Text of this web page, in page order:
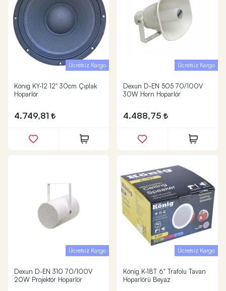
Ücretsiz Kargo
König KY-12 12" 30cm Çıplak
Hoparlör
4.749,81
Ücretsiz Kargo
Dexun D-EN 505 70/100V
30W Horn Hoparlör
4.488,75
Ücretsiz Kargo
Dexun D-EN 310 70/100V
20W Projektör Hoparlör
Ücretsiz Kargo
König K-18T 6" Trafolu Tavan
Hoparlörü Beyaz